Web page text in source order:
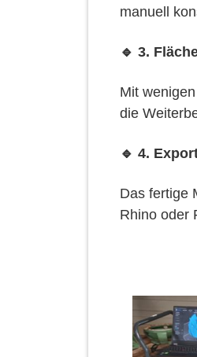
manuell
🔹 3.
Mit
die
🔹 4.
Das fertige
Rhino oder